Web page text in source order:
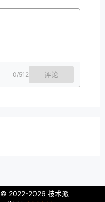
0/512 评论
© 2022-2026 技术派